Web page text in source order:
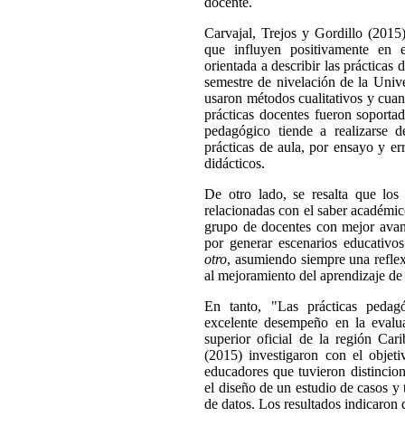
Carvajal, Trejos y Gordillo
que influyen positivamente en
orientada a describir las prácticas
semestre de nivelación de la
usaron métodos cualitativos y
prácticas docentes fueron
pedagógico tiende a realizarse
prácticas de aula, por ensayo y
didácticos.
De otro lado, se resalta que los
relacionadas con el saber
grupo de docentes con mejor
por generar escenarios
otro, asumiendo siempre una
al mejoramiento del aprendizaje
En tanto, "Las prácticas
excelente desempeño en la
superior oficial de la región
(2015) investigaron con el
educadores que tuvieron
el diseño de un estudio de casos
de datos. Los resultados indicaron